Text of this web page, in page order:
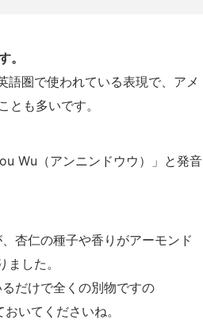
。
語圏で使われている表現で、アメ
も多いです。
Wu（アンニンドウウ）」と発音
杏仁の種子や香りがアーモンド
した。
だけで全くの別物ですの
いてくださいね。